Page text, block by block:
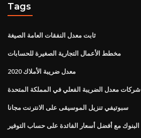
Tags
ثابت معدل النفقات العامة الصيغة
مخطط الأعمال التجارية الصغيرة للحسابات
معدل ضريبة الأملاك 2020
شركات معدل الضريبة الفعلي في المملكة المتحدة
سبوتيفي تنزيل الموسيقى على الانترنت مجانا
البنوك مع أفضل أسعار الفائدة على حساب التوفير